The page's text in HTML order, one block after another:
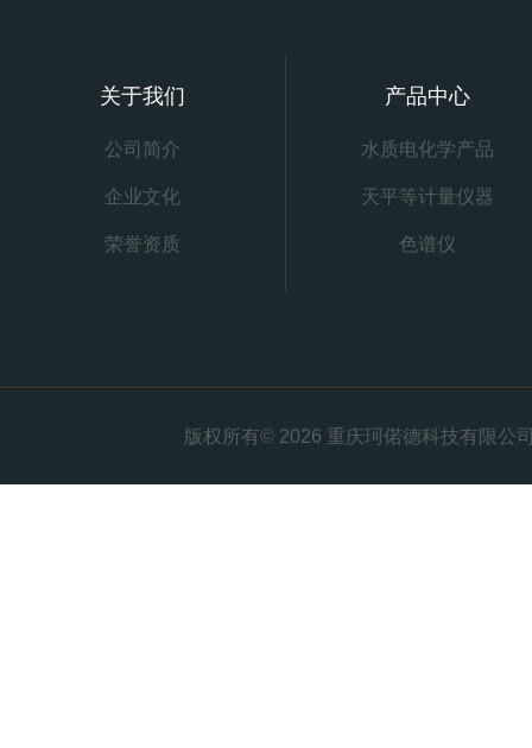
关于我们
公司简介
企业文化
荣誉资质
产品中心
水质电化学产品
天平等计量仪器
色谱仪
版权所有© 2026 重庆珂偌德科技有限